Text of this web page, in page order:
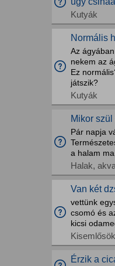
Kutyák
Normális
Az
nekem az
Ez
játszik?
Kutyák
Mikor
Pár napja
a halam
Halak,
Van két
vettünk
csomó és
kicsi
Kisemlősök
Érzik a